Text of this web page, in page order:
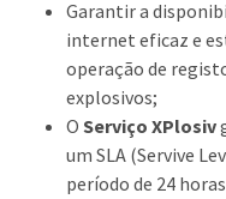
Garantir a
internet eficaz e
operação de
explosivos;
O Serviço XPlosiv
um SLA (Servive
período de 24